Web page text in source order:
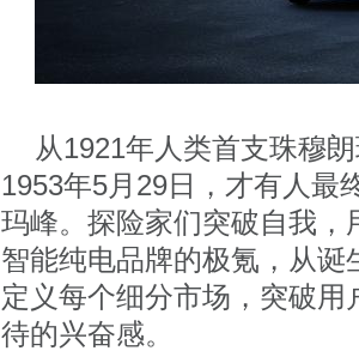
从1921年人类首支珠穆
1953年5月29日，才有人最
玛峰。探险家们突破自我
智能纯电品牌的极氪，从
定义每个细分市场，突破
待的兴奋感。